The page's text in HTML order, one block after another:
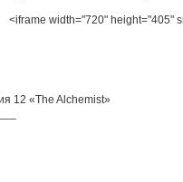
<iframe width="720" height="405"
12 «The Alchemist»